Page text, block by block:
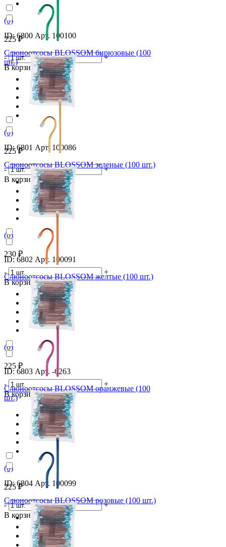
(0)
225 ₽
-
+
В корзину
ID: 6800 Арт. 100100
Слюноотсосы BLOSSOM бирюзовые (100
шт.)
(0)
225 ₽
-
+
В корзину
ID: 6801 Арт. 100086
Слюноотсосы BLOSSOM зеленые (100 шт.)
(0)
230 ₽
-
+
В корзину
ID: 6802 Арт. 100091
Слюноотсосы BLOSSOM желтые (100 шт.)
(0)
225 ₽
-
+
В корзину
ID: 6803 Арт. -6263
Слюноотсосы BLOSSOM оранжевые (100
шт.)
(0)
225 ₽
-
+
В корзину
ID: 6804 Арт. 100099
Слюноотсосы BLOSSOM розовые (100 шт.)